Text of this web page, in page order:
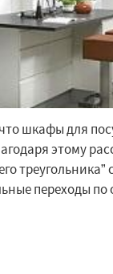
шкафы для
этому
треугольника”
переходы по